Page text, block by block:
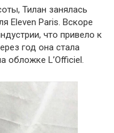
Тилан занялась
Eleven Paris. Вскоре
что привело к
год она стала
обложке L’Officiel.